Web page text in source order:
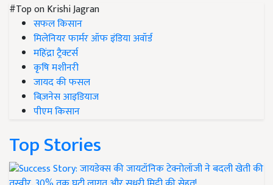
#Top on Krishi Jagran
सफल किसान
मिलेनियर फार्मर ऑफ इंडिया अवॉर्ड
महिंद्रा ट्रैक्टर्स
कृषि मशीनरी
जायद की फसल
बिज़नेस आइडियाज
पीएम किसान
Top Stories